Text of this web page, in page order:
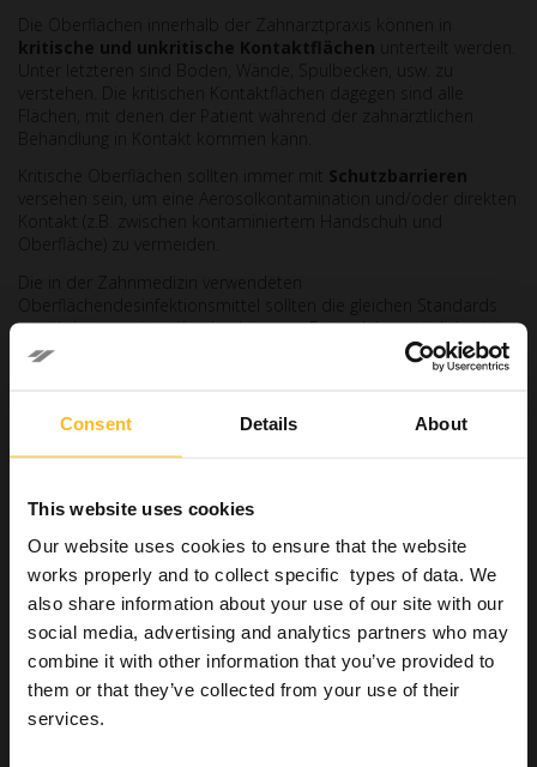
Consent Details About
This website uses cookies
Our website uses cookies to ensure that the website
works properly and to collect specific types of data. We
also share information about your use of our site with our
social media, advertising and analytics partners who may
combine it with other information that you’ve provided to
them or that they’ve collected from your use of their
services.
Die Oberflächen innerhalb der Zahnarztpraxis können in
kritische und unkritische Kontaktflächen unterteilt werden.
Unter letzteren sind Böden, Wände, Spülbecken, usw. zu
verstehen. Die kritischen Kontaktflächen dagegen sind alle
Flächen, mit denen der Patient während der zahnärztlichen
Behandlung in Kontakt kommen kann.
Kritische Oberflächen sollten immer mit Schutzbarrieren
versehen sein, um eine Aerosolkontamination und/oder direkten
Kontakt (z.B. zwischen kontaminiertem Handschuh und
Oberfläche) zu vermeiden.
Die in der Zahnmedizin verwendeten
Oberflächendesinfektionsmittel sollten die gleichen Standards
gewährleisten wie in Krankenhäusern. Es ist daher möglich, einige
derspezifischen Eigenschaften eines guten
Wirkung
kommt
leicht anzuwenden
gute Haltbarkeit bei Lagerung
Für eine gute Oberflächendesinfektion können Sprays, Schaum
und mit Desinfektionsmittel getränkte Tücher verwendet werden.